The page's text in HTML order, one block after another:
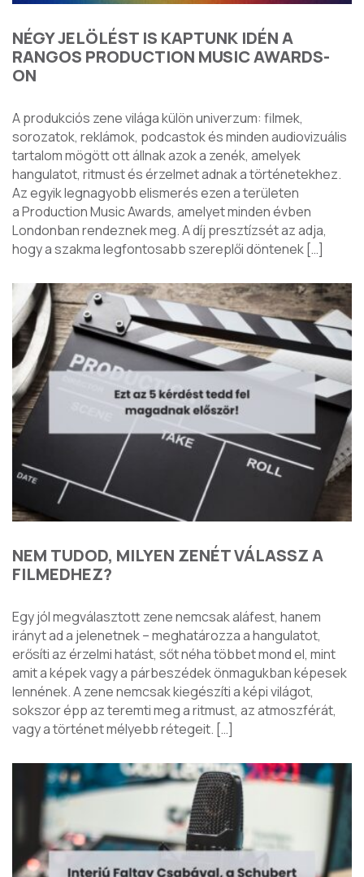
NÉGY JELÖLÉST IS KAPTUNK IDÉN A
RANGOS PRODUCTION MUSIC AWARDS-
ON
A produkciós zene világa külön univerzum: filmek,
sorozatok, reklámok, podcastok és minden audiovizuális
tartalom mögött ott állnak azok a zenék, amelyek
hangulatot, ritmust és érzelmet adnak a történetekhez.
Az egyik legnagyobb elismerés ezen a területen
a Production Music Awards, amelyet minden évben
Londonban rendeznek meg. A díj presztízsét az adja,
hogy a szakma legfontosabb szereplői döntenek […]
NEM TUDOD, MILYEN ZENÉT VÁLASSZ A
FILMEDHEZ?
Egy jól megválasztott zene nemcsak aláfest, hanem
irányt ad a jelenetnek – meghatározza a hangulatot,
erősíti az érzelmi hatást, sőt néha többet mond el, mint
amit a képek vagy a párbeszédek önmagukban képesek
lennének. A zene nemcsak kiegészíti a képi világot,
sokszor épp az teremti meg a ritmust, az atmoszférát,
vagy a történet mélyebb rétegeit. […]